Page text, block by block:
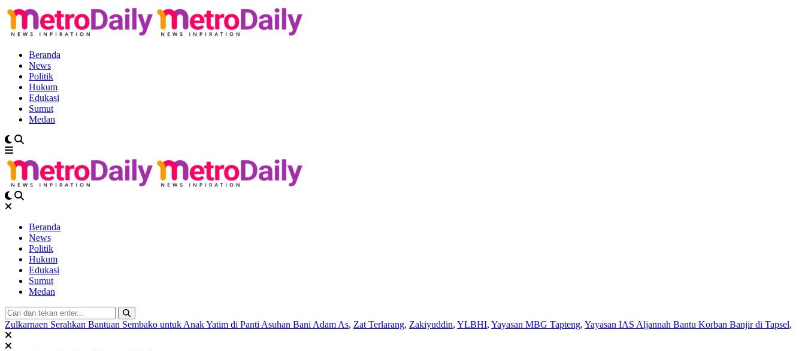
Beranda
News
Politik
Hukum
Edukasi
Sumut
Medan
Beranda
News
Politik
Hukum
Edukasi
Sumut
Medan
Zulkarnaen Serahkan Bantuan Sembako untuk Anak Yatim di Panti Asuhan Bani Adam As, Zat Terlarang, Zakiyuddin, YLBHI, Yayasan MBG Tapteng, Yayasan IAS Aljannah Bantu Korban Banjir di Tapsel,